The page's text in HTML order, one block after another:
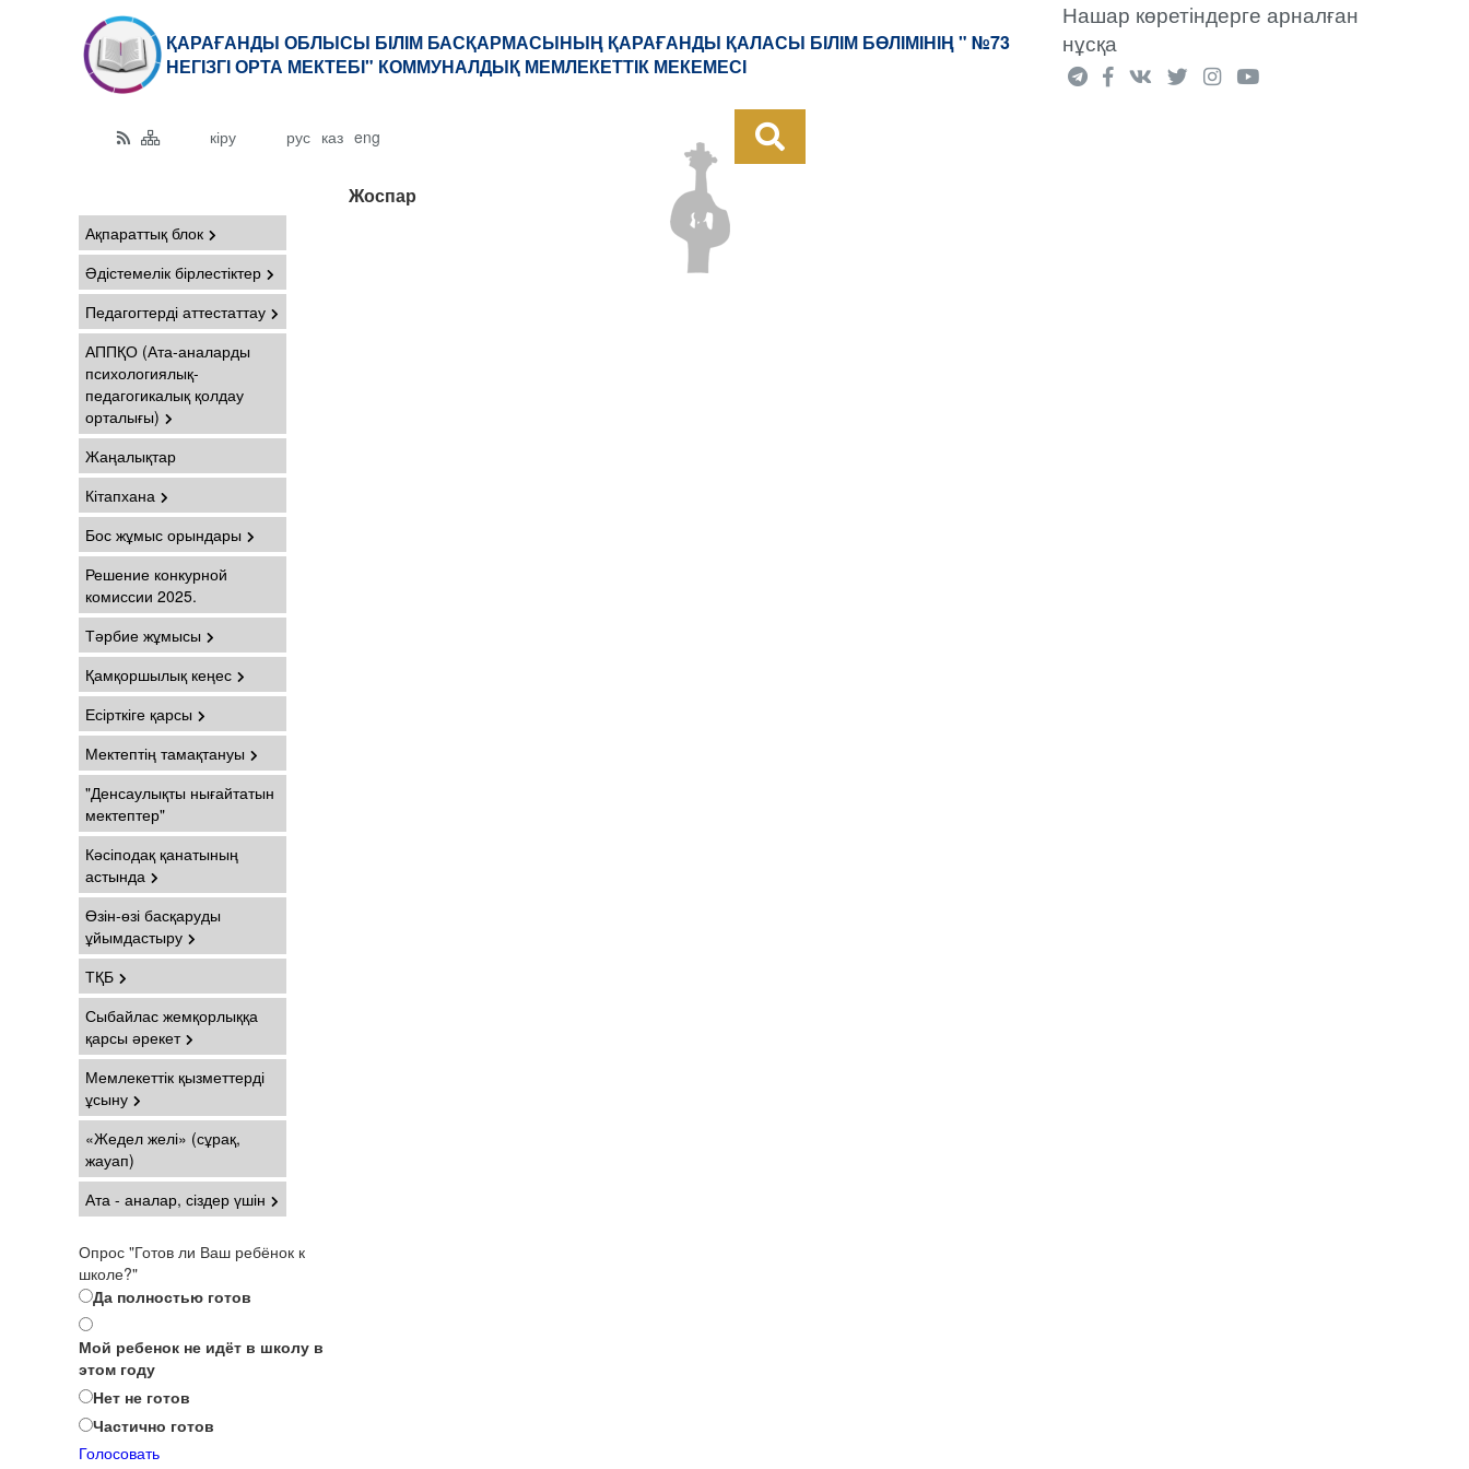
ҚАРАҒАНДЫ ОБЛЫСЫ БІЛІМ БАСҚАРМАСЫНЫҢ ҚАРАҒАНДЫ ҚАЛАСЫ БІЛІМ БӨЛІМІНІҢ " №73
НЕГІЗГІ ОРТА МЕКТЕБІ" КОММУНАЛДЫҚ МЕМЛЕКЕТТІК МЕКЕМЕСІ
Нашар көретіндерге арналған
нұсқа
кіру рус каз eng
Ақпараттық блок
Әдістемелік бірлестіктер
Педагогтерді аттестаттау
АППҚО (Ата-аналарды
психологиялық-
педагогикалық қолдау
орталығы)
Жаңалықтар
Кітапхана
Бос жұмыс орындары
Решение конкурной
комиссии 2025.
Тәрбие жұмысы
Қамқоршылық кеңес
Есірткіге қарсы
Мектептің тамақтануы
"Денсаулықты нығайтатын
мектептер"
Кәсіподақ қанатының
астында
Өзін-өзі басқаруды
ұйымдастыру
ТҚБ
Сыбайлас жемқорлыққа
қарсы әрекет
Мемлекеттік қызметтерді
ұсыну
«Жедел желі» (сұрақ,
жауап)
Ата - аналар, сіздер үшін
Опрос "Готов ли Ваш ребёнок к
школе?"
Да полностью готов
Мой ребенок не идёт в школу в
этом году
Нет не готов
Частично готов
Голосовать
Жоспар